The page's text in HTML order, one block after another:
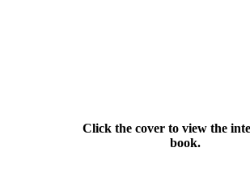
Click the cover to view the
book.